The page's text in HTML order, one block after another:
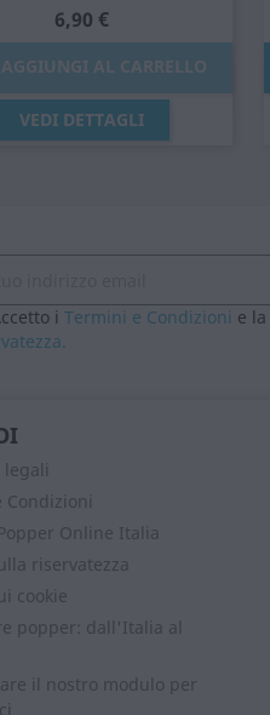
6,90 €
AGGIUNGI AL CARRELLO
VEDI DETTAGLI
i Termini e Condizioni e la
Online Italia
riservatezza
cookie
popper: dall'Italia al
il nostro modulo per